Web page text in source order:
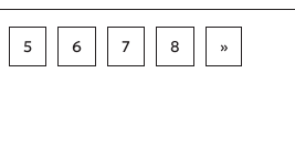
5 6 7 8 »